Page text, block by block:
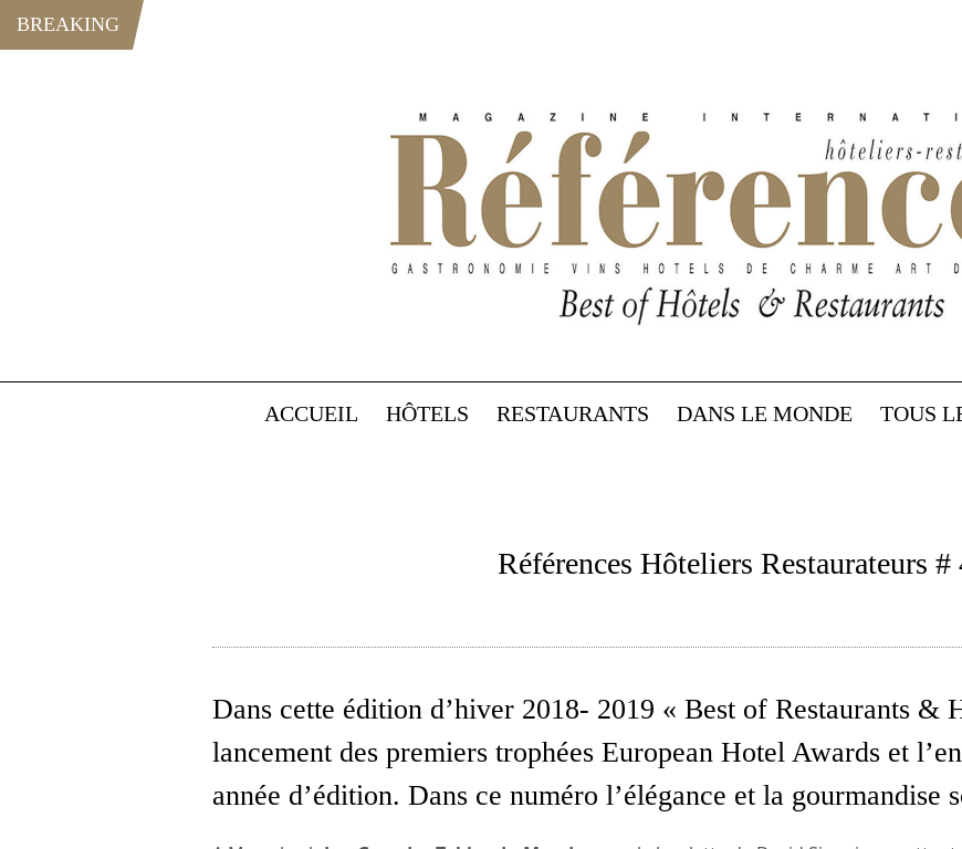
BREAKING
ACCUEIL HÔTELS RESTAURANTS DANS LE MONDE TOUS
Références Hôteliers Restaurateurs #
Dans cette édition d’hiver 2018- 2019 « Best of Restaurants &
lancement des premiers trophées European Hotel Awards et
année d’édition. Dans ce numéro l’élégance et la gourmandise